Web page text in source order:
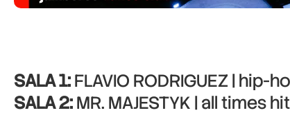
SALA 1:FLAVIO RODRIGUEZ | hip-
SALA 2:MR. MAJESTYK | all times